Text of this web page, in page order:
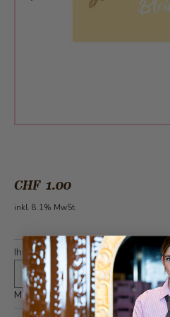
CHF 1.00
inkl. 8.1% MwSt.
Ihr Grusskarten Text (auf Wunsch)
Maximal 400 Zeichen